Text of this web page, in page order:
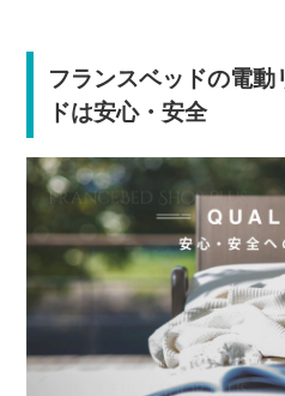
フランスベッドの電動
ドは安心・安全